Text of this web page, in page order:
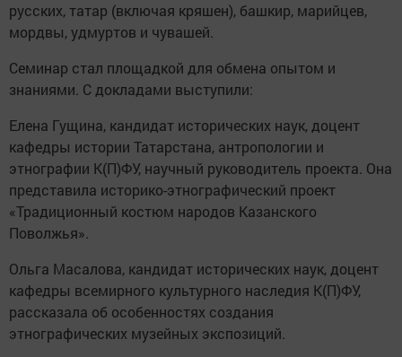
русских, татар (включая кряшен), башкир, марийцев,
мордвы, удмуртов и чувашей.
Семинар стал площадкой для обмена опытом и
знаниями. С докладами выступили:
Елена Гущина, кандидат исторических наук, доцент
кафедры истории Татарстана, антропологии и
этнографии К(П)ФУ, научный руководитель проекта. Она
представила историко-этнографический проект
«Традиционный костюм народов Казанского
Поволжья».
Ольга Масалова, кандидат исторических наук, доцент
кафедры всемирного культурного наследия К(П)ФУ,
рассказала об особенностях создания
этнографических музейных экспозиций.